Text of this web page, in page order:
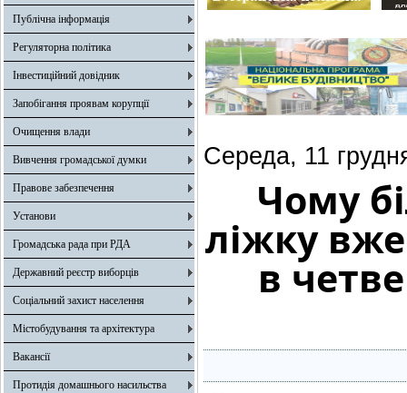
Публічна інформація
Регуляторна політика
Інвестиційний довідник
Запобігання проявам корупції
Очищення влади
Вивчення громадської думки
Правове забезпечення
Установи
Громадська рада при РДА
Державний реєстр виборців
Соціальний захист населення
Містобудування та архітектура
Вакансії
Протидія домашнього насильства
Середа, 11
Чому
ліжку
в